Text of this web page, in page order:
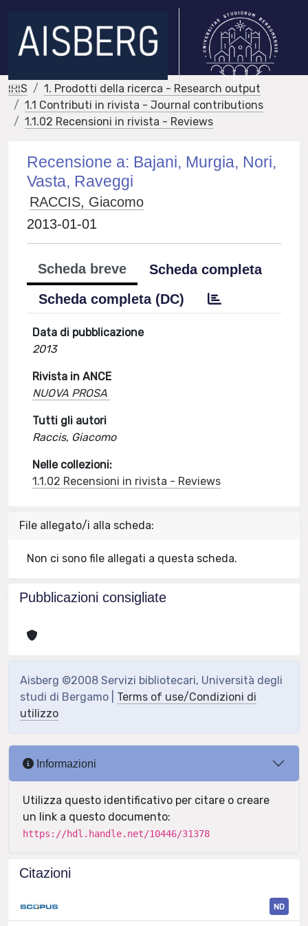
IRIS
1. Prodotti della ricerca - Research output
1.1 Contributi in rivista - Journal contributions
1.1.02 Recensioni in rivista - Reviews
Recensione a: Bajani, Murgia, Nori,
Vasta, Raveggi
RACCIS, Giacomo
2013-01-01
Scheda breve
Scheda completa
Scheda completa (DC)
Data di pubblicazione
2013
Rivista in ANCE
NUOVA PROSA
Tutti gli autori
Raccis, Giacomo
Nelle collezioni:
1.1.02 Recensioni in rivista - Reviews
File allegato/i alla scheda:
Non ci sono file allegati a questa scheda.
Pubblicazioni consigliate
Aisberg ©2008 Servizi bibliotecari, Università degli
studi di Bergamo | Terms of use/Condizioni di
utilizzo
Informazioni
Utilizza questo identificativo per citare o creare
un link a questo documento:
https://hdl.handle.net/10446/31378
Citazioni
ND